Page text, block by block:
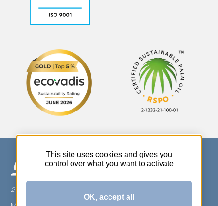
270 Rue Thérèse Planiol - 37310 TAUXIGNY
This site uses cookies and gives you
control over what you want to activate
OK, accept all